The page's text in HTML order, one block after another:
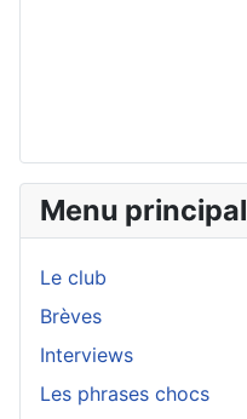
Menu principal
Le club
Brèves
Interviews
Les phrases chocs